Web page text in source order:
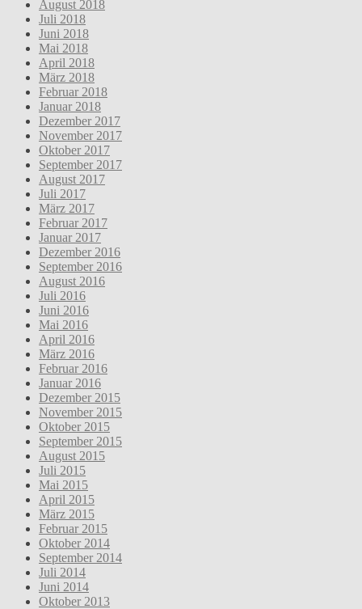
August 2018
Juli 2018
Juni 2018
Mai 2018
April 2018
März 2018
Februar 2018
Januar 2018
Dezember 2017
November 2017
Oktober 2017
September 2017
August 2017
Juli 2017
März 2017
Februar 2017
Januar 2017
Dezember 2016
September 2016
August 2016
Juli 2016
Juni 2016
Mai 2016
April 2016
März 2016
Februar 2016
Januar 2016
Dezember 2015
November 2015
Oktober 2015
September 2015
August 2015
Juli 2015
Mai 2015
April 2015
März 2015
Februar 2015
Oktober 2014
September 2014
Juli 2014
Juni 2014
Oktober 2013